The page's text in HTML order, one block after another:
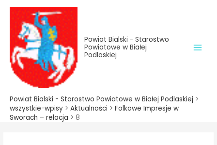
treści
Przejdź
treści
Powiat Bialski - Starostwo
Powiatowe w Białej
Podlaskiej
Powiat Bialski - Starostwo Powiatowe w Białej Podlaskiej >
wszystkie-wpisy > Aktualności > Folkowe Impresje w
Sworach – relacja > 8